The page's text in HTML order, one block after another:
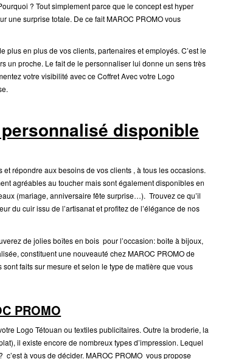
? Tout simplement parce que le concept est hyper
une surprise totale. De ce fait MAROC PROMO vous
plus en plus de vos clients, partenaires et employés. C’est le
un proche. Le fait de le personnaliser lui donne un sens très
votre visibilité avec ce Coffret Avec votre Logo
disponible
répondre aux besoins de vos clients , à tous les occasions.
agréables au toucher mais sont également disponibles en
(mariage, anniversaire fête surprise…). Trouvez ce qu’il
du cuir issu de l’artisanat et profitez de l’élégance de nos
de jolies boîtes en bois pour l’occasion: boite à bijoux,
constituent une nouveauté chez MAROC PROMO de
faits sur mesure et selon le type de matière que vous
PROMO
Logo Tétouan ou textiles publicitaires. Outre la broderie, la
il existe encore de nombreux types d’impression. Lequel
à vous de décider. MAROC PROMO vous propose